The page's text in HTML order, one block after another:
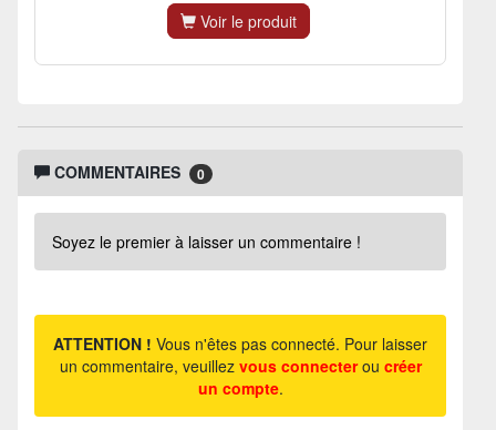
Voir le produit
COMMENTAIRES 0
Soyez le premier à laisser un commentaire !
ATTENTION ! Vous n'êtes pas connecté. Pour laisser
un commentaire, veuillez vous connecterou créer
un compte.